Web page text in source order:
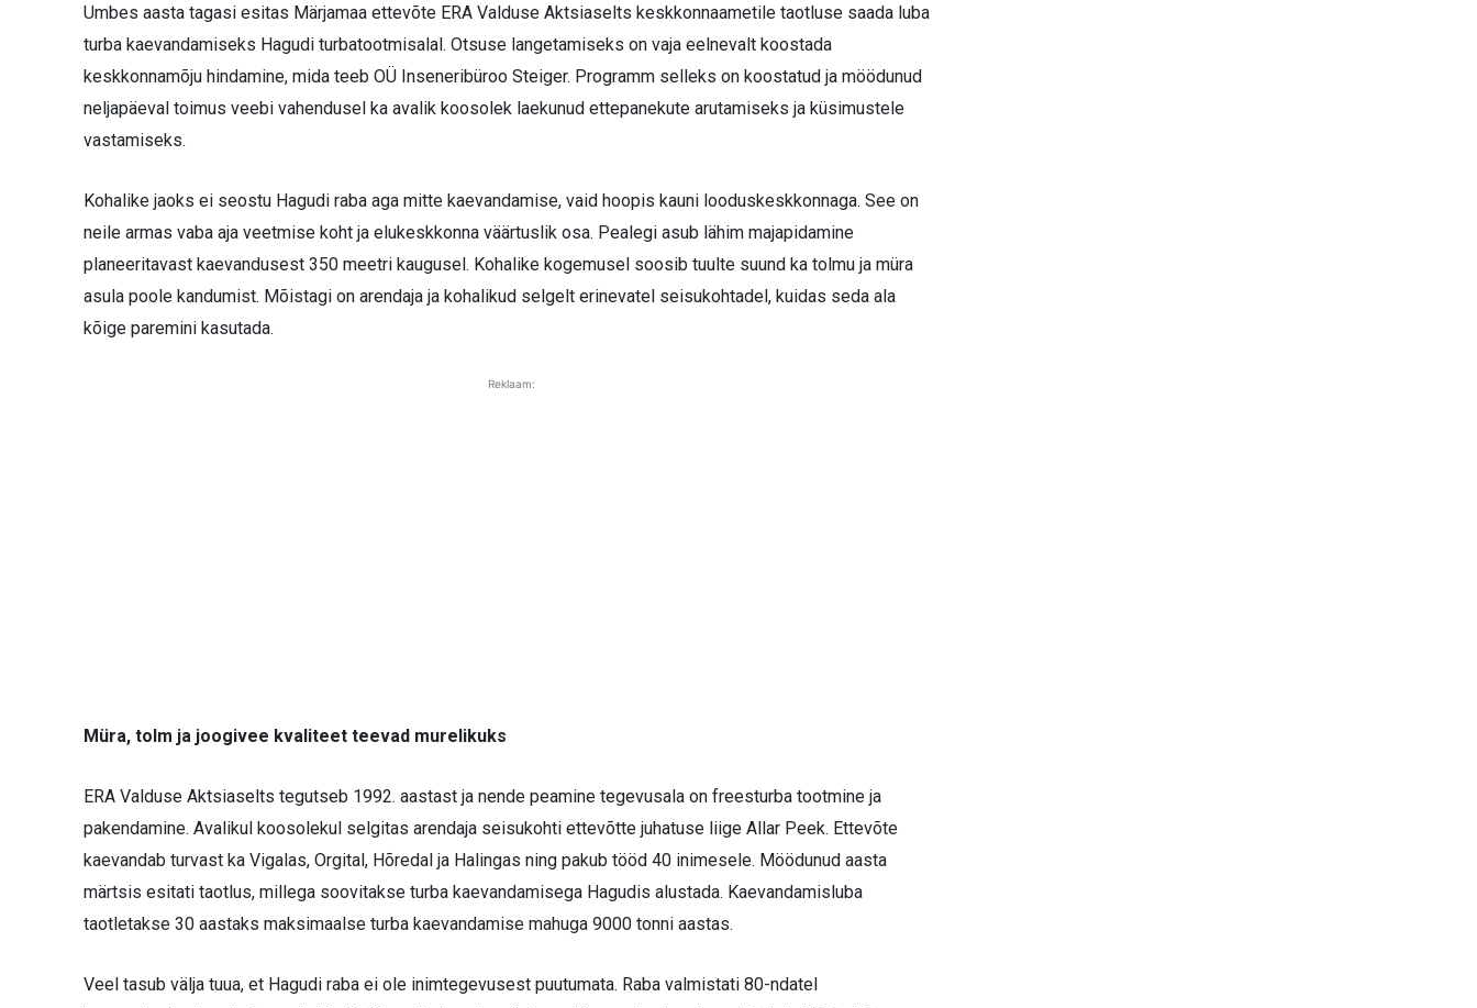
Umbes aasta tagasi esitas Märjamaa ettevõte ERA Valduse Aktsiaselts keskkonnaametile taotluse saada luba
turba kaevandamiseks Hagudi turbatootmisalal. Otsuse langetamiseks on vaja eelnevalt koostada
keskkonnamõju hindamine, mida teeb OÜ Inseneribüroo Steiger. Programm selleks on koostatud ja möödunud
neljapäeval toimus veebi vahendusel ka avalik koosolek laekunud ettepanekute arutamiseks ja küsimustele
vastamiseks.
Kohalike jaoks ei seostu Hagudi raba aga mitte kaevandamise, vaid hoopis kauni looduskeskkonnaga. See on
neile armas vaba aja veetmise koht ja elukeskkonna väärtuslik osa. Pealegi asub lähim majapidamine
planeeritavast kaevandusest 350 meetri kaugusel. Kohalike kogemusel soosib tuulte suund ka tolmu ja müra
asula poole kandumist. Mõistagi on arendaja ja kohalikud selgelt erinevatel seisukohtadel, kuidas seda ala
kõige paremini kasutada.
Reklaam:
Müra, tolm ja joogivee kvaliteet teevad murelikuks
ERA Valduse Aktsiaselts tegutseb 1992. aastast ja nende peamine tegevusala on freesturba tootmine ja
pakendamine. Avalikul koosolekul selgitas arendaja seisukohti ettevõtte juhatuse liige Allar Peek. Ettevõte
kaevandab turvast ka Vigalas, Orgital, Hõredal ja Halingas ning pakub tööd 40 inimesele. Möödunud aasta
märtsis esitati taotlus, millega soovitakse turba kaevandamisega Hagudis alustada. Kaevandamisluba
taotletakse 30 aastaks maksimaalse turba kaevandamise mahuga 9000 tonni aastas.
Veel tasub välja tuua, et Hagudi raba ei ole inimtegevusest puutumata. Raba valmistati 80-ndatel